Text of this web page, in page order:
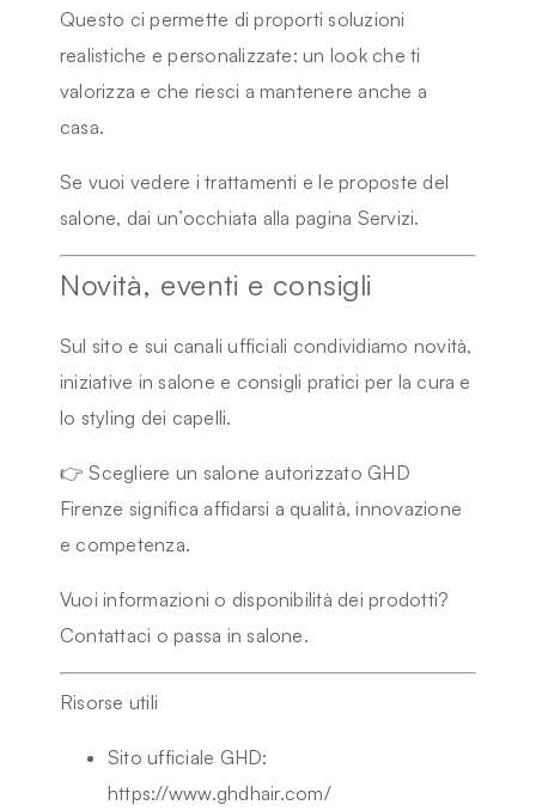
Questo ci permette di proporti soluzioni
realistiche e personalizzate: un look che ti
valorizza e che riesci a mantenere anche a
casa.
Se vuoi vedere i trattamenti e le proposte del
salone, dai un’occhiata alla pagina Servizi.
Novità, eventi e consigli
Sul sito e sui canali ufficiali condividiamo novità,
iniziative in salone e consigli pratici per la cura e
lo styling dei capelli.
👉 Scegliere un salone autorizzato GHD
Firenze significa affidarsi a qualità, innovazione
e competenza.
Vuoi informazioni o disponibilità dei prodotti?
Contattaci o passa in salone.
Risorse utili
Sito ufficiale GHD:
https://www.ghdhair.com/